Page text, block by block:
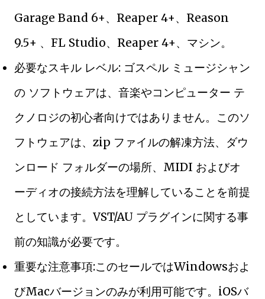
Garage Band 6+、Reaper 4+、Reason
9.5+ 、FL Studio、Reaper 4+、マシン。
必要なスキル レベル: ゴスペル ミュージシャン
の ソフトウェアは、音楽やコンピューター テ
クノロジの初心者向けではありません。このソ
フトウェアは、zip ファイルの解凍方法、ダウ
ンロード フォルダーの場所、MIDI およびオ
ーディオの接続方法を理解していることを前提
としています。VST/AU プラグインに関する事
前の知識が必要です。
重要な注意事項:このセールではWindowsおよ
びMacバージョンのみが利用可能です。iOSバ